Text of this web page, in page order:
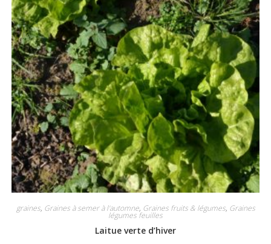
graines, Graines à semer à l'automne, Graines fruits & légumes, Graines
légumes feuilles
Laitue verte d’hiver